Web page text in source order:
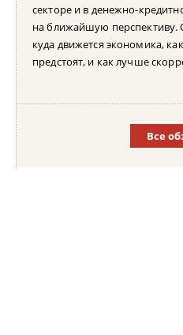
секторе и в денежно-
на ближайшую перспективу.
куда движется экономика,
предстоят, и как лучше
Все